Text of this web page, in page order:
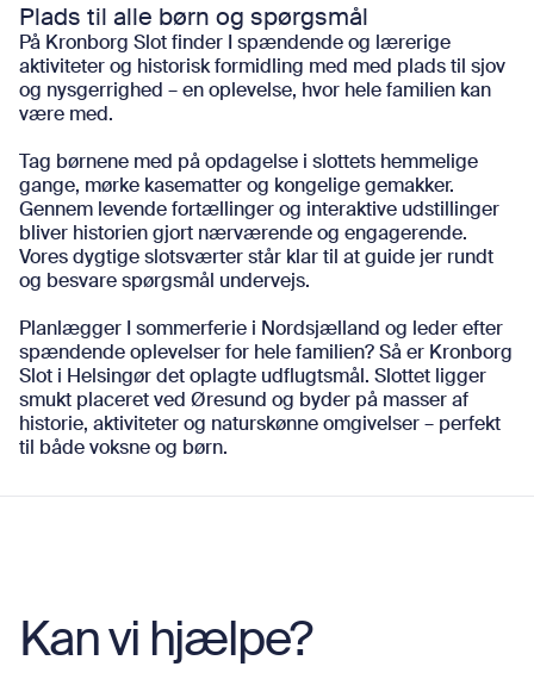
Plads til alle børn og spørgsmål
På Kronborg Slot finder I spændende og lærerige
aktiviteter og historisk formidling med med plads til sjov
og nysgerrighed – en oplevelse, hvor hele familien kan
være med.
Tag børnene med på opdagelse i slottets hemmelige
gange, mørke kasematter og kongelige gemakker.
Gennem levende fortællinger og interaktive udstillinger
bliver historien gjort nærværende og engagerende.
Vores dygtige slotsværter står klar til at guide jer rundt
og besvare spørgsmål undervejs.
Planlægger I sommerferie i Nordsjælland og leder efter
spændende oplevelser for hele familien? Så er Kronborg
Slot i Helsingør det oplagte udflugtsmål. Slottet ligger
smukt placeret ved Øresund og byder på masser af
historie, aktiviteter og naturskønne omgivelser – perfekt
til både voksne og børn.
Kan vi hjælpe?